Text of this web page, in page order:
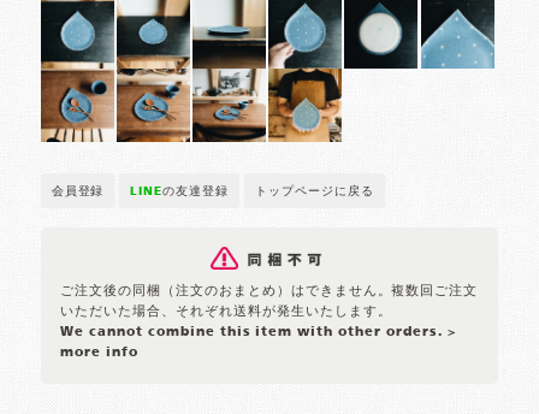
会員登録 LINEの友達登録 トップページに戻る
ご注文後の同梱（注文のおまとめ）はできません。複数回ご注文
いただいた場合、それぞれ送料が発生いたします。
We cannot combine this item with other orders. >
more info